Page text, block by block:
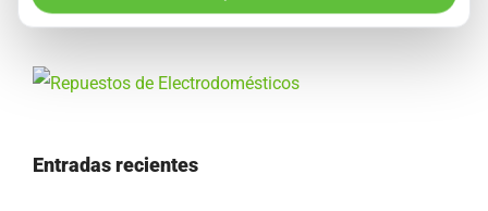
Entradas recientes